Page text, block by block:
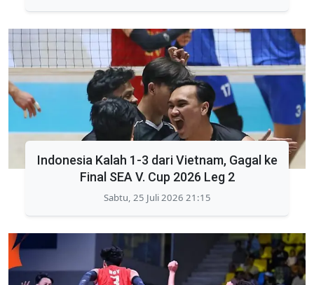
Indonesia Kalah 1-3 dari Vietnam, Gagal ke
Final SEA V. Cup 2026 Leg 2
Sabtu, 25 Juli 2026 21:15